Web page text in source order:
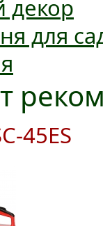
декор
для
45ES